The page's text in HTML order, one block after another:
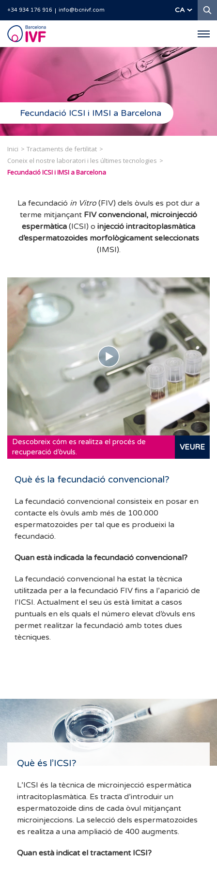
+34 934 176 916 info@bcnivf.com CA
Barcelona
IVF
Fecundació ICSI i IMSI a Barcelona
Inici
Tractaments de fertilitat
Coneix el nostre laboratori i les últimes tecnologies
Fecundació ICSI i IMSI a Barcelona
La fecundació in Vitro (FIV) dels òvuls es pot dur a
terme mitjançant FIV convencional, microinjecció
espermàtica (ICSI) o injecció intracitoplasmàtica
d’espermatozoides morfològicament seleccionats
(IMSI).
Descobreix cóm es realitza el procés de
recuperació d’òvuls.
VEURE
Què és la fecundació convencional?
La fecundació convencional consisteix en posar en
contacte els òvuls amb més de 100.000
espermatozoides per tal que es produeixi la
fecundació.
Quan està indicada la fecundació convencional?
La fecundació convencional ha estat la tècnica
utilitzada per a la fecundació FIV fins a l’aparició de
l’ICSI. Actualment el seu ús està limitat a casos
puntuals en els quals el número elevat d’òvuls ens
permet realitzar la fecundació amb totes dues
tècniques.
Què és l’ICSI?
L’ICSI és la tècnica de microinjecció espermàtica
intracitoplasmàtica. Es tracta d’introduir un
espermatozoide dins de cada òvul mitjançant
microinjeccions. La selecció dels espermatozoides
es realitza a una ampliació de 400 augments.
Quan està indicat el tractament ICSI?